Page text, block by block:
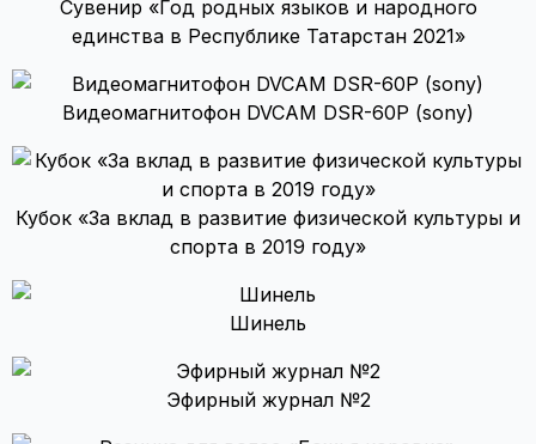
Сувенир «Год родных языков и народного
единства в Республике Татарстан 2021»
Видеомагнитофон DVCAM DSR-60P (sony)
Кубок «За вклад в развитие физической культуры и
спорта в 2019 году»
Шинель
Эфирный журнал №2